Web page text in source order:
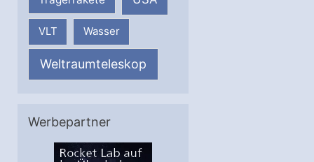
VLT Wasser
Weltraumteleskop
Werbepartner